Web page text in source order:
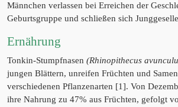
Männchen verlassen bei Erreichen der
Geburtsgruppe und schließen sich
Ernährung
Tonkin-Stumpfnasen (Rhinopithecus
jungen Blättern, unreifen Früchten und
verschiedenen Pflanzenarten [1]. Von
ihre Nahrung zu 47% aus Früchten, gefolgt